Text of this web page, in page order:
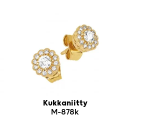
Kukkaniitty
M-878k